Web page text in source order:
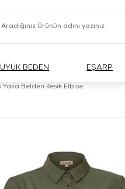
BEDEN EŞARP
Yaka Belden Kesik Elbise